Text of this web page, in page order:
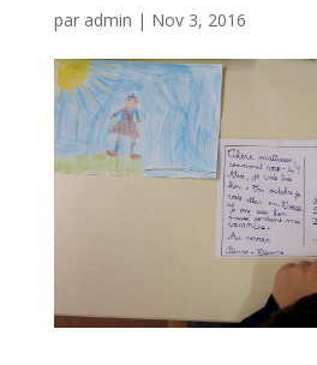
par admin | Nov 3, 2016